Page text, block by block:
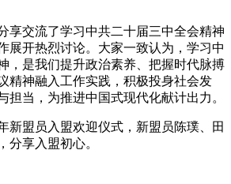
享交流了学习中共二十届三中全会精神
展开热烈讨论。大家一致认为，学习中
，是我们提升政治素养、把握时代脉搏
精神融入工作实践，积极投身社会发
担当，为推进中国式现代化献计出力。
新盟员入盟欢迎仪式，新盟员陈璞、田
分享入盟初心。